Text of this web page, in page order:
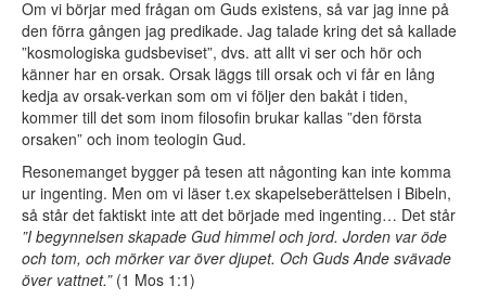
Om vi börjar med frågan om Guds existens, så var jag inne på
den förra gången jag predikade. Jag talade kring det så kallade
”kosmologiska gudsbeviset”, dvs. att allt vi ser och hör och
känner har en orsak. Orsak läggs till orsak och vi får en lång
kedja av orsak-verkan som om vi följer den bakåt i tiden,
kommer till det som inom filosofin brukar kallas ”den första
orsaken” och inom teologin Gud.
Resonemanget bygger på tesen att någonting kan inte komma
ur ingenting. Men om vi läser t.ex skapelseberättelsen i Bibeln,
så står det faktiskt inte att det började med ingenting… Det står
”I begynnelsen skapade Gud himmel och jord. Jorden var öde
och tom, och mörker var över djupet. Och Guds Ande svävade
över vattnet.”(1 Mos 1:1)